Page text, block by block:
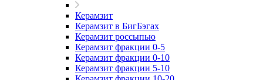
Керамзит
Керамзит в БигБэгах
Керамзит россыпью
Керамзит фракции 0-5
Керамзит фракции 0-10
Керамзит фракции 5-10